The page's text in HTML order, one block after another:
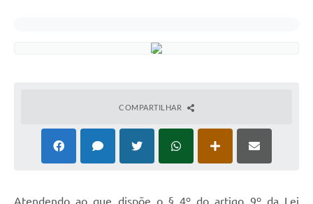
COMPARTILHAR
Atendendo ao que dispõe o § 4º do artigo 9º da Lei